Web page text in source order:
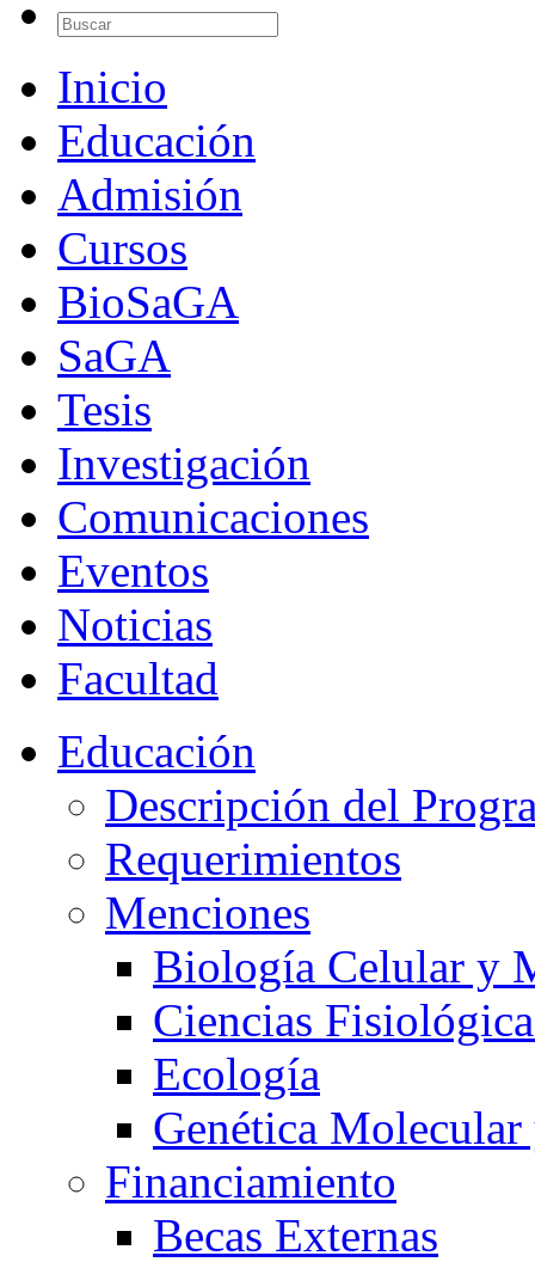
Inicio
Educación
Admisión
Cursos
BioSaGA
SaGA
Tesis
Investigación
Comunicaciones
Eventos
Noticias
Facultad
Educación
Descripción del
Requerimientos
Menciones
Biología Celular y
Ciencias
Ecología
Genética
Financiamiento
Becas Externas